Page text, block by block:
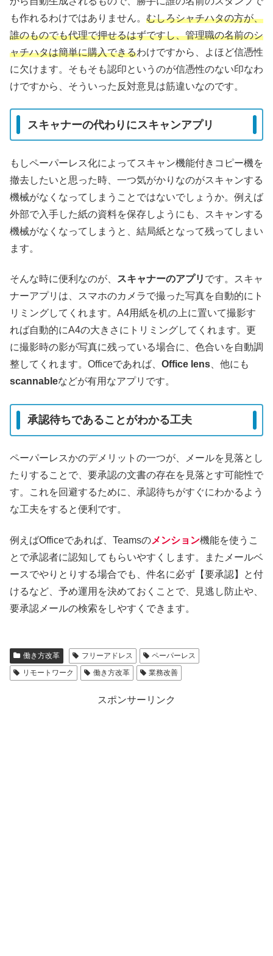
も作れるわけではありません。 むしろシャチハタの方が、
誰のものでも代理で押せるはずですし、管理職の名前のシ
ャチハタは簡単に購入できるわけですから、よほど信憑性
に欠けます。そもそも認印というのが信憑性のない印なわ
けですから、そういった反対意見は筋違いなのです。
スキャナーの代わりにスキャンアプリ
もしペーパーレス化によってスキャン機能付きコピー機を
撤去したいと思った時、一つ気がかりなのがスキャンする
機械がなくなってしまうことではないでしょうか。例えば
外部で入手した紙の資料を保存しようにも、スキャンする
機械がなくなってしまうと、結局紙となって残ってしまい
ます。
そんな時に便利なのが、 スキャナーのアプリ です。スキャ
ナーアプリは、スマホのカメラで撮った写真を自動的にト
リミングしてくれます。A4用紙を机の上に置いて撮影す
れば自動的にA4の大きさにトリミングしてくれます。更
に撮影時の影が写真に残っている場合に、色合いを自動調
整してくれます。Officeであれば、 Office lens 、他にも
scannableなどが有用なアプリです。
承認待ちであることがわかる工夫
ペーパーレスかのデメリットの一つが、メールを見落とし
たりすることで、要承認の文書の存在を見落とす可能性で
す。これを回避するために、承認待ちがすぐにわかるよう
な工夫をすると便利です。
例えばOfficeであれば、Teamsのメンション機能を使うこ
とで承認者に認知してもらいやすくします。またメールベ
ースでやりとりする場合でも、件名に必ず【要承認】と付
けるなど、予め運用を決めておくことで、見逃し防止や、
要承認メールの検索をしやすくできます。
働き方改革 フリーアドレス
ペーパーレス
リモートワーク
働き方改革 業務改善
スポンサーリンク